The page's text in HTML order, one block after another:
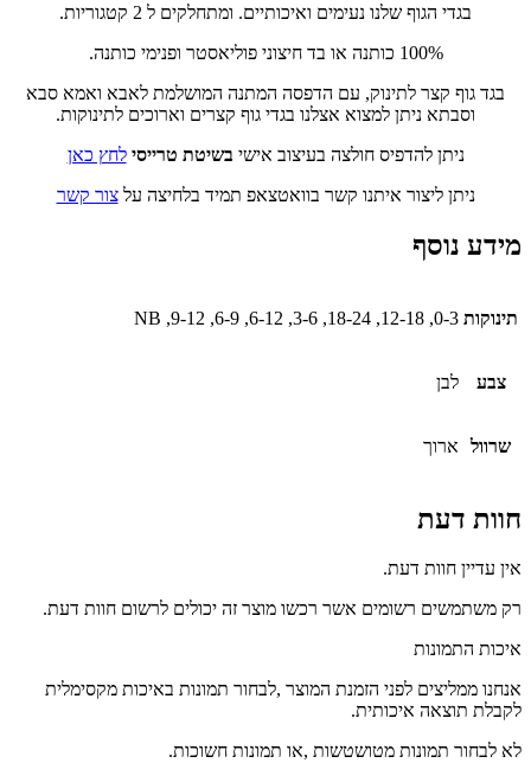
בגדי הגוף שלנו נעימים ואיכותיים. ומתחלקים ל 2 קטגוריות.
100% כותנה או בד חיצוני פוליאסטר ופנימי כותנה.
בגד גוף קצר לתינוק, עם הדפסה המתנה המושלמת לאבא ואמא סבא
וסבתא ניתן למצוא אצלנו בגדי גוף קצרים וארוכים לתינוקות.
ניתן להדפיס חולצה בעיצוב אישי בשיטת טרייסי לחץ כאן
ניתן ליצור איתנו קשר בוואטצאפ תמיד בלחיצה עלצור קשר
מידע נוסף
תינוקות 0-3, 12-18, 18-24, 3-6, 6-12, 6-9, 9-12, NB
צבע לבן
שרוול ארוך
חוות דעת
אין עדיין חוות דעת.
רק משתמשים רשומים אשר רכשו מוצר זה יכולים לרשום חוות דעת.
איכות התמונות
אנחנו ממליצים לפני הזמנת המוצר ,לבחור תמונות באיכות מקסימלית
לקבלת תוצאה איכותית.
לא לבחור תמונות מטושטשות ,או תמונות חשוכות.